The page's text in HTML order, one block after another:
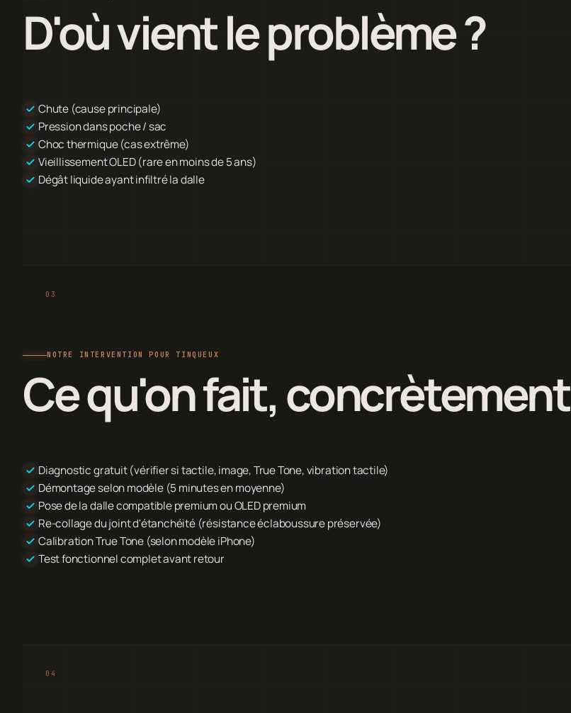
D'où vient le problème ?
Chute (cause principale)
Pression dans poche / sac
Choc thermique (cas extrême)
Vieillissement OLED (rare en moins de 5 ans)
Dégât liquide ayant infiltré la dalle
NOTRE INTERVENTION POUR TINQUEUX
Ce qu'on fait, concrètement
Diagnostic gratuit (vérifier si tactile, image, True Tone, vibration tactile)
Démontage selon modèle (5 minutes en moyenne)
Pose de la dalle compatible premium ou OLED premium
Re-collage du joint d'étanchéité (résistance éclaboussure préservée)
Calibration True Tone (selon modèle iPhone)
Test fonctionnel complet avant retour